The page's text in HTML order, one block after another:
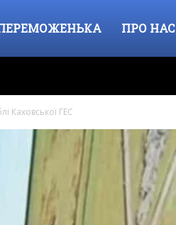
ПРО НАС
Каховської ГЕС